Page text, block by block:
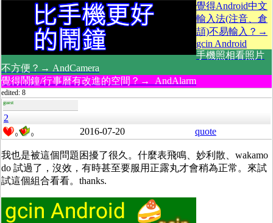
覺得Android中文
輸入法(注音、倉
頡)不易輸入？→
gcin Android
手機照相看照片
不方便？→ AndCamera
覺得鬧鐘/行事曆有改進的空間？→ AndAlarm
edited: 8
guest
2
0 0 2016-07-20 quote
我也是被這個問題困擾了很久。什麼表飛鳴、妙利散、wakamo
do 試過了，沒效，有時甚至要服用正露丸才會稍為正常。來試
試這個組合看看。thanks.